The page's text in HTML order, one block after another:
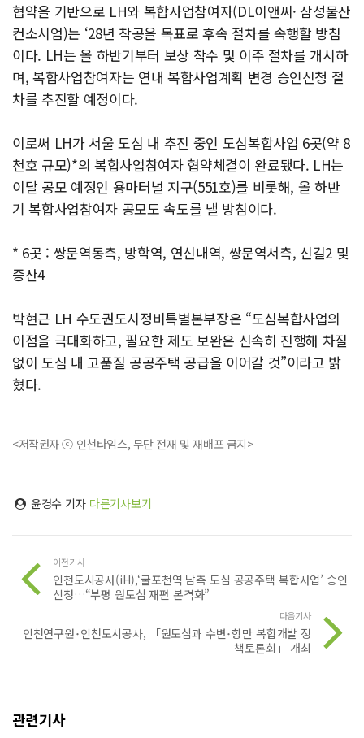
협약을 기반으로 LH와 복합사업참여자(DL이앤씨· 삼성물산
컨소시엄)는 ‘28년 착공을 목표로 후속 절차를 속행할 방침
이다. LH는 올 하반기부터 보상 착수 및 이주 절차를 개시하
며, 복합사업참여자는 연내 복합사업계획 변경 승인신청 절
차를 추진할 예정이다.
이로써 LH가 서울 도심 내 추진 중인 도심복합사업 6곳(약 8
천호 규모)*의 복합사업참여자 협약체결이 완료됐다. LH는
이달 공모 예정인 용마터널 지구(551호)를 비롯해, 올 하반
기 복합사업참여자 공모도 속도를 낼 방침이다.
* 6곳 : 쌍문역동측, 방학역, 연신내역, 쌍문역서측, 신길2 및
증산4
박현근 LH 수도권도시정비특별본부장은 “도심복합사업의
이점을 극대화하고, 필요한 제도 보완은 신속히 진행해 차질
없이 도심 내 고품질 공공주택 공급을 이어갈 것”이라고 밝
혔다.
<저작권자 ⓒ 인천타임스, 무단 전재 및 재배포 금지>
윤경수 기자 다른기사보기
이전기사
인천도시공사(iH),‘굴포천역 남측 도심 공공주택 복합사업’ 승인
신청…“부평 원도심 재편 본격화”
다음기사
인천연구원･인천도시공사, 「원도심과 수변･항만 복합개발 정
책토론회」 개최
관련기사